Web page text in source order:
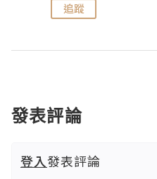
追蹤
發表評論
登入發表評論